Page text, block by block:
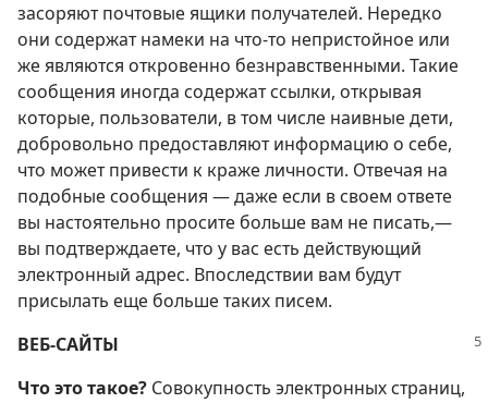
засоряют почтовые ящики получателей. Нередко
они содержат намеки на что-то непристойное или
же являются откровенно безнравственными. Такие
сообщения иногда содержат ссылки, открывая
которые, пользователи, в том числе наивные дети,
добровольно предоставляют информацию о себе,
что может привести к краже личности. Отвечая на
подобные сообщения — даже если в своем ответе
вы настоятельно просите больше вам не писать,—
вы подтверждаете, что у вас есть действующий
электронный адрес. Впоследствии вам будут
присылать еще больше таких писем.
ВЕБ-САЙТЫ
Что это такое? Совокупность электронных страниц,